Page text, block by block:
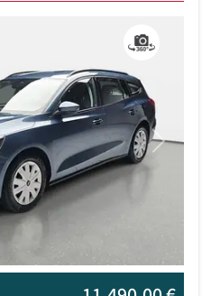
Next